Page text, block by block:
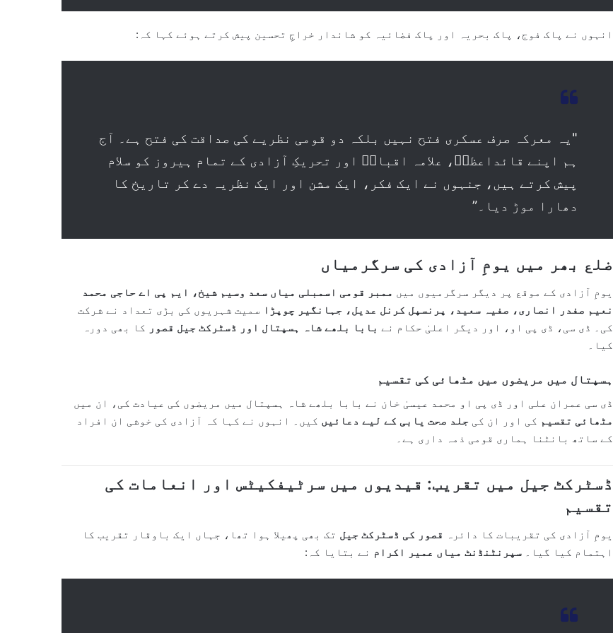
انہوں نے پاک فوج، پاک بحریہ اور پاک فضائیہ کو شاندار خراجِ تحسین پیش کرتے ہوئے کہا کہ:
"یہ معرکہ صرف عسکری فتح نہیں بلکہ دو قومی نظریے کی صداقت کی فتح ہے۔ آج
ہم اپنے قائداعظمؒ، علامہ اقبالؒ اور تحریکِ آزادی کے تمام ہیروز کو سلام
پیش کرتے ہیں، جنہوں نے ایک فکر، ایک مشن اور ایک نظریہ دے کر تاریخ کا
دھارا موڑ دیا۔”
ضلع بھر میں یومِ آزادی کی سرگرمیاں
یومِ آزادی کے موقع پر دیگر سرگرمیوں میں ممبر قومی اسمبلی میاں سعد وسیم شیخ، ایم پی اے حاجی محمد
نعیم صفدر انصاری، صفیہ سعید، پرنسپل کرنل عدیل، جہانگیر چوپڑا سمیت شہریوں کی بڑی تعداد نے شرکت
کی۔ ڈی سی، ڈی پی او، اور دیگر اعلیٰ حکام نے بابا بلھے شاہ ہسپتال اور ڈسٹرکٹ جیل قصور کا بھی دورہ
کیا۔
ہسپتال میں مریضوں میں مٹھائی کی تقسیم
ڈی سی عمران علی اور ڈی پی او محمد عیسیٰ خان نے بابا بلھے شاہ ہسپتال میں مریضوں کی عیادت کی، ان میں
مٹھائی تقسیم کی اور ان کی جلد صحت یابی کے لیے دعائیں کیں۔ انہوں نے کہا کہ آزادی کی خوشی ان افراد
کے ساتھ بانٹنا ہماری قومی ذمہ داری ہے۔
ڈسٹرکٹ جیل میں تقریب: قیدیوں میں سرٹیفکیٹس اور انعامات کی
تقسیم
یومِ آزادی کی تقریبات کا دائرہ قصور کی ڈسٹرکٹ جیل تک بھی پھیلا ہوا تھا، جہاں ایک باوقار تقریب کا
اہتمام کیا گیا۔ سپرنٹنڈنٹ میاں عمیر اکرام نے بتایا کہ: